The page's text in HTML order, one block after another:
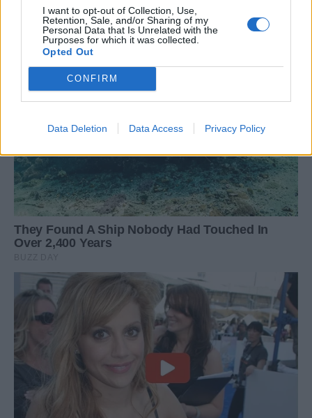
I want to opt-out of Collection, Use,
Retention, Sale, and/or Sharing of my
Personal Data that Is Unrelated with the
Purposes for which it was collected.
Opted Out
CONFIRM
Data Deletion Data Access Privacy Policy